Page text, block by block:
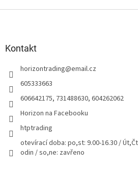
Kontakt
horizontrading@email.cz
605333663
606642175, 731488630, 604262062
Horizon na Facebooku
htptrading
otevírací doba: po,st: 9.00-16.30 /
odin / so,ne: zavřeno